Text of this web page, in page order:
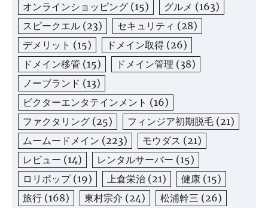
オンラインショッピング (15) グルメ (163)
スピークエル (23) セキュリティ (28)
デメリット (15) ドメイン取得 (26)
ドメイン移管 (15) ドメイン管理 (38)
ノーブランド (13)
ビクターエンタテインメント (16)
ファクタリング (25) フィンジア初期脱毛 (21)
ムームードメイン (223) モウダス (21)
レビュー (14) レンタルサーバー (15)
ロリポップ(19) 上倉栄治 (21) 健康 (15)
旅行 (168) 東村宗介 (24) 松浦幹三 (26)